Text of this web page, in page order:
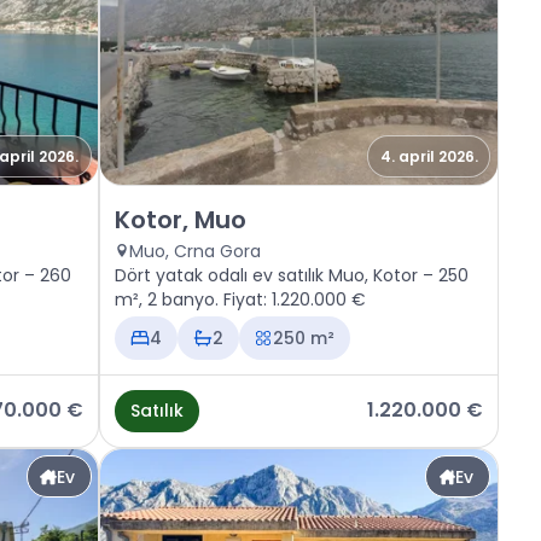
2026.
– 260
€
4. april 2026.
Satılık - Ev Kotor, Muo
Kotor, Muo
Muo, Crna Gora
Dört yatak odalı ev satılık Muo, Kotor – 250
m², 2 banyo. Fiyat: 1.220.000 €
4
2 250 m²
Satılık 1.220.000 €
Ev Ev